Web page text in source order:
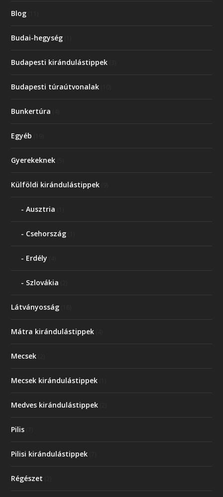
Blog
Budai-hegység
Budapesti kirándulástippek
Budapesti túraútvonalak
Bunkertúra
Egyéb
Gyerekeknek
Külföldi kirándulástippek
Ausztria
Csehország
Erdély
Szlovákia
Látványosság
Mátra kirándulástippek
Mecsek
Mecsek kirándulástippek
Medves kirándulástippek
Pilis
Pilisi kirándulástippek
Régészet